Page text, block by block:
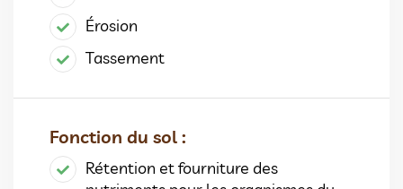
Érosion
Tassement
Fonction du sol :
Rétention et fourniture des